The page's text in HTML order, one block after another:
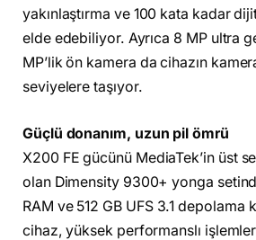
yakınlaştırma ve 100 kata kadar
elde edebiliyor. Ayrıca 8 MP ultra
MP’lik ön kamera da cihazın
seviyelere taşıyor.
Güçlü donanım, uzun pil ömrü
X200 FE gücünü MediaTek’in üst
olan Dimensity 9300+ yonga
RAM ve 512 GB UFS 3.1 depolama
cihaz, yüksek performanslı